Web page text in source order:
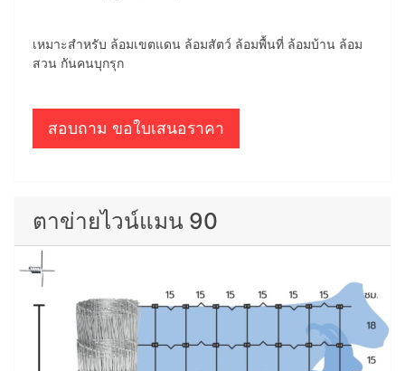
เหมาะสำหรับ ล้อมเขตแดน ล้อมสัตว์ ล้อมพื้นที่ ล้อมบ้าน ล้อม
สวน กันคนบุกรุก
สอบถาม ขอใบเสนอราคา
ตาข่ายไวน์แมน 90